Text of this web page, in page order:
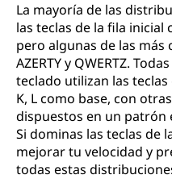
La mayoría de las
las teclas de la fila
pero algunas de las más
AZERTY y QWERTZ.
teclado utilizan las teclas
K, L como base, con
dispuestos en un patrón
Si dominas las teclas de
mejorar tu velocidad y
todas estas